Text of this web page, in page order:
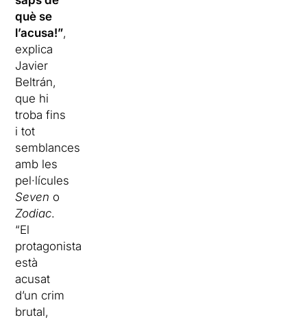
què se
l’acusa!”,
explica
Javier
Beltrán,
que hi
troba fins
i tot
semblances
amb les
pel·lícules
Seven o
Zodiac.
“El
protagonista
està
acusat
d’un crim
brutal,